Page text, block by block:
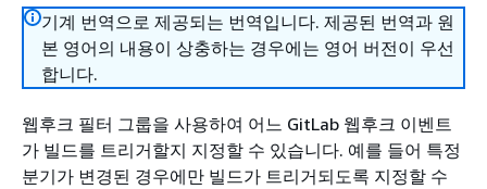
기계 번역으로 제공되는 번역입니다. 제공된 번역과 원
본 영어의 내용이 상충하는 경우에는 영어 버전이 우선
합니다.
웹후크 필터 그룹을 사용하여 어느 GitLab 웹후크 이벤트
가 빌드를 트리거할지 지정할 수 있습니다. 예를 들어 특정
분기가 변경된 경우에만 빌드가 트리거되도록 지정할 수